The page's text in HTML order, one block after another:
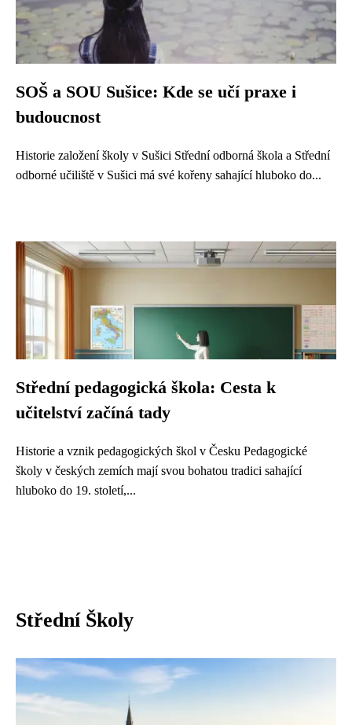
SOŠ a SOU Sušice: Kde se učí praxe i
budoucnost
Historie založení školy v Sušici Střední odborná škola a Střední
odborné učiliště v Sušici má své kořeny sahající hluboko do...
Střední pedagogická škola: Cesta k
učitelství začíná tady
Historie a vznik pedagogických škol v Česku Pedagogické
školy v českých zemích mají svou bohatou tradici sahající
hluboko do 19. století,...
Střední Školy